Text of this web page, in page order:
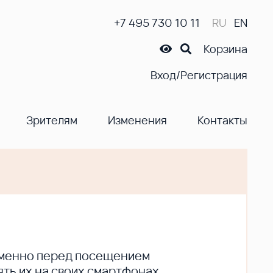
+7 495 730 10 11 RU EN
Корзина
Вход/Регистрация
Зрителям Изменения Контакты
перед посещением